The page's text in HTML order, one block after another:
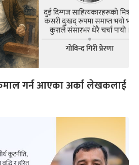
गर्न आएका अर्का लेखकलाई